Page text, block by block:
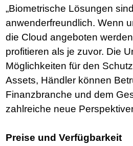
„Biometrische Lösungen
anwenderfreundlich. Wenn
die Cloud angeboten
profitieren als je zuvor. Die
Möglichkeiten für den
Assets, Händler können
Finanzbranche und dem
zahlreiche neue
Preise und Verfügbarkeit